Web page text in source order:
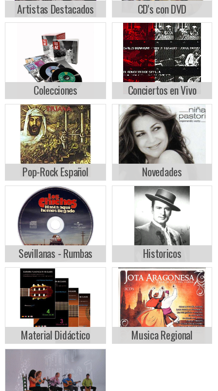
Artistas Destacados CD's con DVD
Colecciones Conciertos en Vivo
Pop-Rock Español Novedades
Sevillanas - Rumbas Historicos
Material Didáctico Musica Regional